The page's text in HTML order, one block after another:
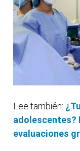
Lee también:
adolescentes?
evaluaciones